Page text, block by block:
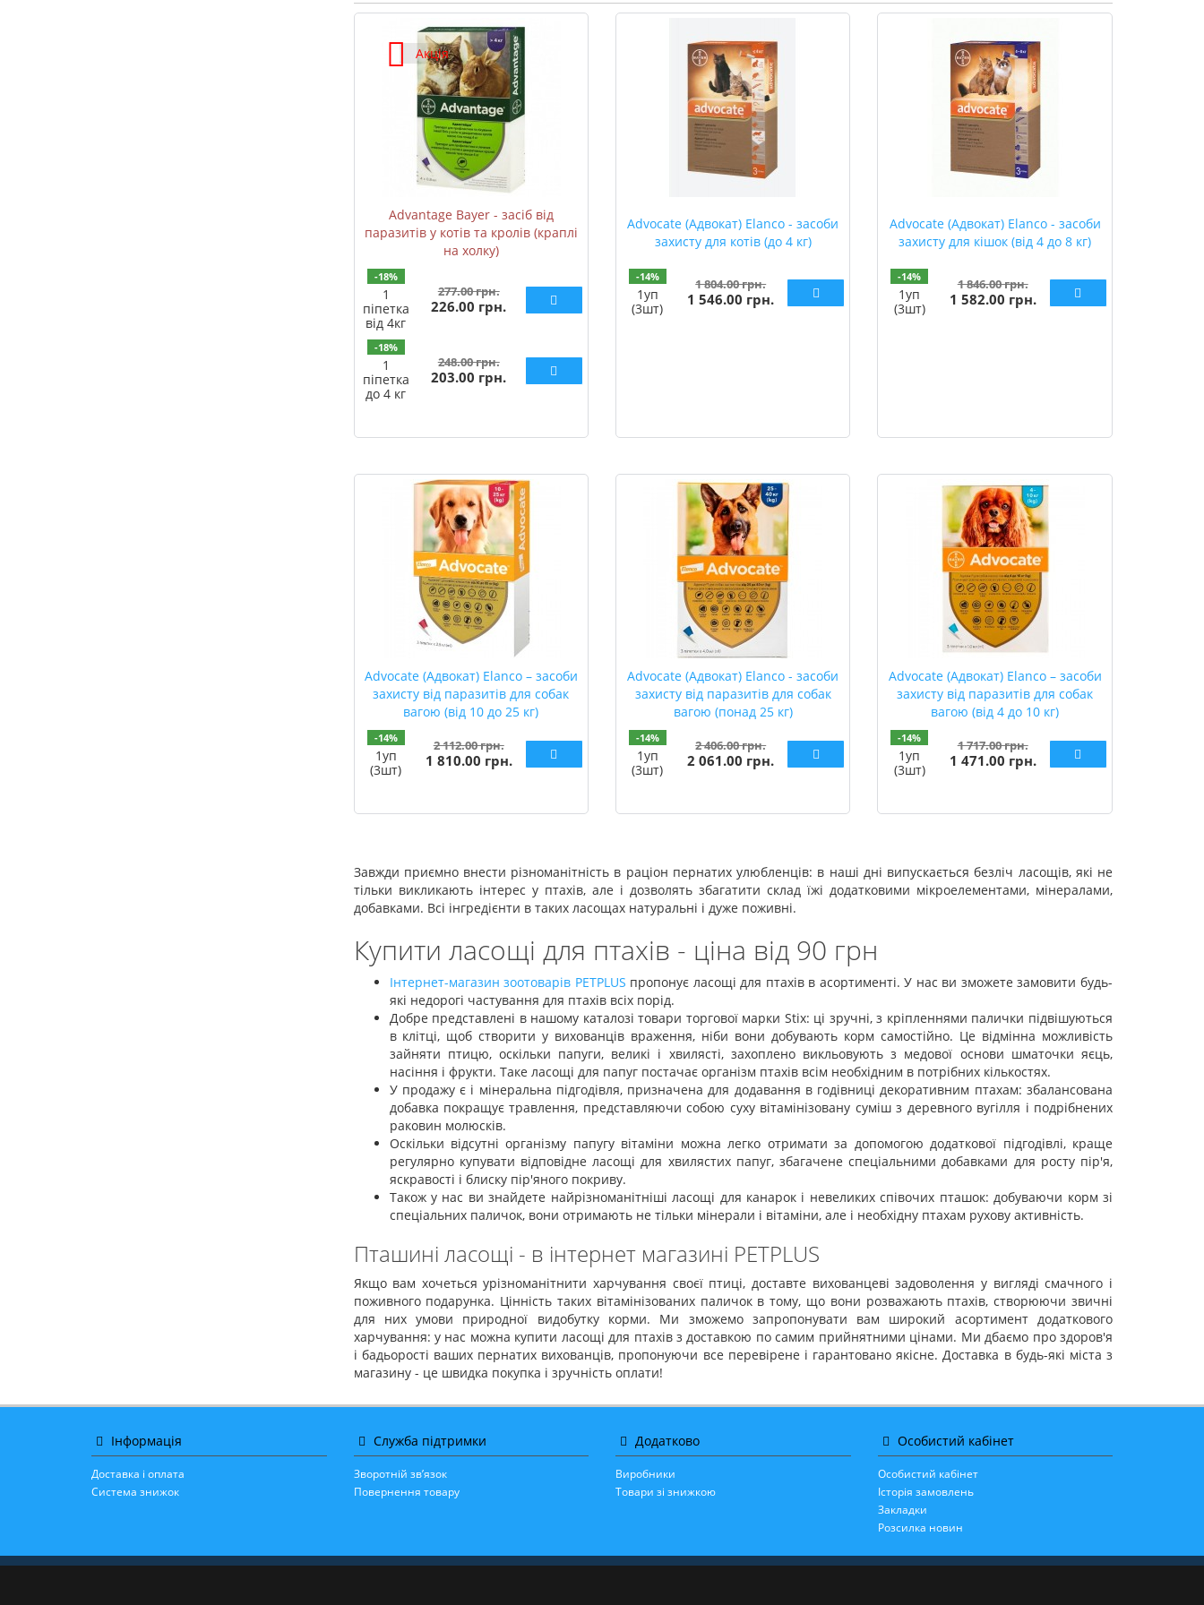
Акція
Advantage Bayer - засіб від
паразитів у котів та кролів (краплі
на холку)
-18%
1
піпетка
від 4кг
277.00 грн.
226.00 грн.
-18%
1
піпетка
до 4 кг
248.00 грн.
203.00 грн.
Advocate (Адвокат) Elanco - засоби
захисту для котів (до 4 кг)
-14%
1уп
(3шт)
1 804.00 грн.
1 546.00 грн.
Advocate (Адвокат) Elanco - засоби
захисту для кішок (від 4 до 8 кг)
-14%
1уп
(3шт)
1 846.00 грн.
1 582.00 грн.
Advocate (Адвокат) Elanco – засоби
захисту від паразитів для собак
вагою (від 10 до 25 кг)
-14%
1уп
(3шт)
2 112.00 грн.
1 810.00 грн.
Advocate (Адвокат) Elanco - засоби
захисту від паразитів для собак
вагою (понад 25 кг)
-14%
1уп
(3шт)
2 406.00 грн.
2 061.00 грн.
Advocate (Адвокат) Elanco – засоби
захисту від паразитів для собак
вагою (від 4 до 10 кг)
-14%
1уп
(3шт)
1 717.00 грн.
1 471.00 грн.
Завжди приємно внести різноманітність в раціон пернатих улюбленців: в наші дні випускається безліч ласощів, які не
тільки викликають інтерес у птахів, але і дозволять збагатити склад їжі додатковими мікроелементами, мінералами,
добавками. Всі інгредієнти в таких ласощах натуральні і дуже поживні.
Купити ласощі для птахів - ціна від 90 грн
Інтернет-магазин зоотоварів PETPLUS пропонує ласощі для птахів в асортименті. У нас ви зможете замовити будь-
які недорогі частування для птахів всіх порід.
Добре представлені в нашому каталозі товари торгової марки Stix: ці зручні, з кріпленнями палички підвішуються
в клітці, щоб створити у вихованців враження, ніби вони добувають корм самостійно. Це відмінна можливість
зайняти птицю, оскільки папуги, великі і хвилясті, захоплено викльовують з медової основи шматочки яєць,
насіння і фрукти. Таке ласощі для папуг постачає організм птахів всім необхідним в потрібних кількостях.
У продажу є і мінеральна підгодівля, призначена для додавання в годівниці декоративним птахам: збалансована
добавка покращує травлення, представляючи собою суху вітамінізовану суміш з деревного вугілля і подрібнених
раковин молюсків.
Оскільки відсутні організму папугу вітаміни можна легко отримати за допомогою додаткової підгодівлі, краще
регулярно купувати відповідне ласощі для хвилястих папуг, збагачене спеціальними добавками для росту пір'я,
яскравості і блиску пір'яного покриву.
Також у нас ви знайдете найрізноманітніші ласощі для канарок і невеликих співочих пташок: добуваючи корм зі
спеціальних паличок, вони отримають не тільки мінерали і вітаміни, але і необхідну птахам рухову активність.
Пташині ласощі - в інтернет магазині PETPLUS
Якщо вам хочеться урізноманітнити харчування своєї птиці, доставте вихованцеві задоволення у вигляді смачного і
поживного подарунка. Цінність таких вітамінізованих паличок в тому, що вони розважають птахів, створюючи звичні
для них умови природної видобутку корми. Ми зможемо запропонувати вам широкий асортимент додаткового
харчування: у нас можна купити ласощі для птахів з доставкою по самим прийнятними цінами. Ми дбаємо про здоров'я
і бадьорості ваших пернатих вихованців, пропонуючи все перевірене і гарантовано якісне. Доставка в будь-які міста з
магазину - це швидка покупка і зручність оплати!
Інформація
Доставка і оплата
Система знижок
Служба підтримки
Зворотній зв’язок
Повернення товару
Додатково
Виробники
Товари зі знижкою
Особистий кабінет
Особистий кабінет
Історія замовлень
Закладки
Розсилка новин